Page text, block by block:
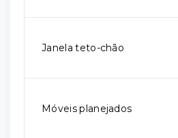
Janela teto-chão
Móveis planejados